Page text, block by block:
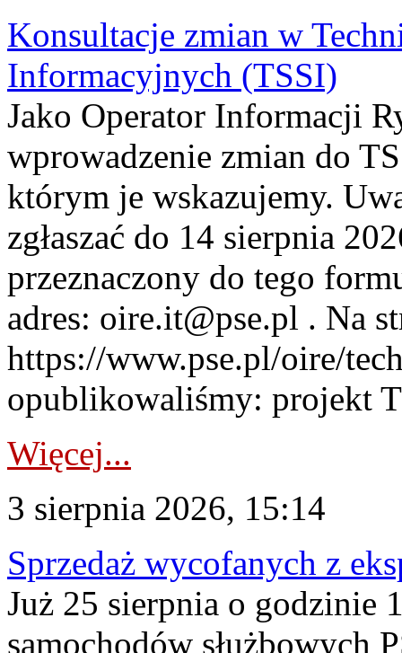
Konsultacje zmian w
Informacyjnych (TSSI)
Jako Operator Informacji
wprowadzenie zmian do
którym je wskazujemy.
zgłaszać do 14 sierpnia
przeznaczony do tego
adres: oire.it@pse.pl . Na
https://www.pse.pl/oire/
opublikowaliśmy: projekt
Więcej...
3 sierpnia 2026, 15:14
Sprzedaż wycofanych z
Już 25 sierpnia o godzinie
samochodów służbowych